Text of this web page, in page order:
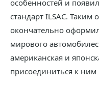
особенностей и
стандарт ILSAC. Таким
окончательно
мирового
американская и
присоединиться к